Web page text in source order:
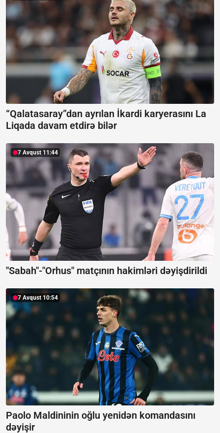
“Qalatasaray”dan ayrılan İkardi karyerasını La
Liqada davam etdirə bilər
7 Avqust 11:44
"Sabah"-"Orhus" matçının hakimləri dəyişdirildi
7 Avqust 10:54
Paolo Maldininin oğlu yenidən komandasını
dəyişir